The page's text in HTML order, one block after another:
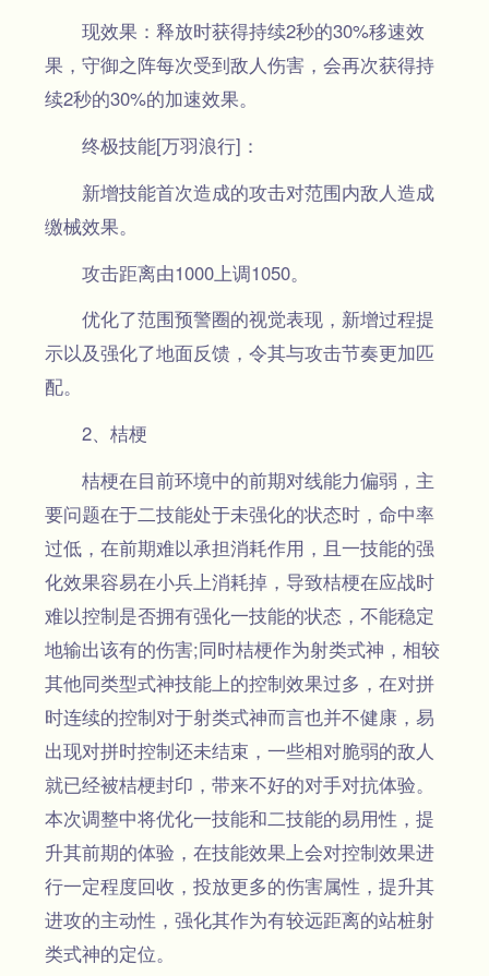
现效果：释放时获得持续2秒的30%移速效
果，守御之阵每次受到敌人伤害，会再次获得持
续2秒的30%的加速效果。
终极技能[万羽浪行]：
新增技能首次造成的攻击对范围内敌人造成
缴械效果。
攻击距离由1000上调1050。
优化了范围预警圈的视觉表现，新增过程提
示以及强化了地面反馈，令其与攻击节奏更加匹
配。
2、桔梗
桔梗在目前环境中的前期对线能力偏弱，主
要问题在于二技能处于未强化的状态时，命中率
过低，在前期难以承担消耗作用，且一技能的强
化效果容易在小兵上消耗掉，导致桔梗在应战时
难以控制是否拥有强化一技能的状态，不能稳定
地输出该有的伤害;同时桔梗作为射类式神，相较
其他同类型式神技能上的控制效果过多，在对拼
时连续的控制对于射类式神而言也并不健康，易
出现对拼时控制还未结束，一些相对脆弱的敌人
就已经被桔梗封印，带来不好的对手对抗体验。
本次调整中将优化一技能和二技能的易用性，提
升其前期的体验，在技能效果上会对控制效果进
行一定程度回收，投放更多的伤害属性，提升其
进攻的主动性，强化其作为有较远距离的站桩射
类式神的定位。